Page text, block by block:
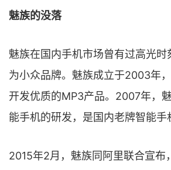
魅族的没落
魅族在国内手机市场曾有过高光
为小众品牌。魅族成立于2003年
开发优质的MP3产品。2007年，
能手机的研发，是国内老牌智能手
2015年2月，魅族同阿里联合宣布